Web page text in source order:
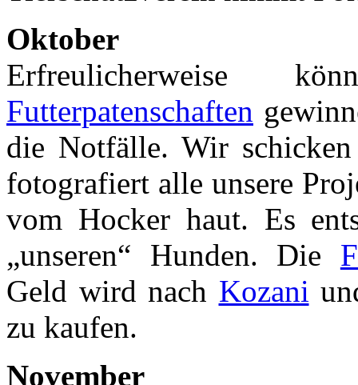
Oktober
Erfreulicherweise
Futterpatenschaften
die Notfälle. Wir
fotografiert alle unsere
vom Hocker haut. Es
„unseren“ Hunden. Die
Geld wird nach Kozani
zu kaufen.
November